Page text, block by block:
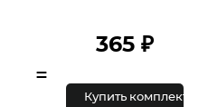
=
365 ₽
Купить комплект